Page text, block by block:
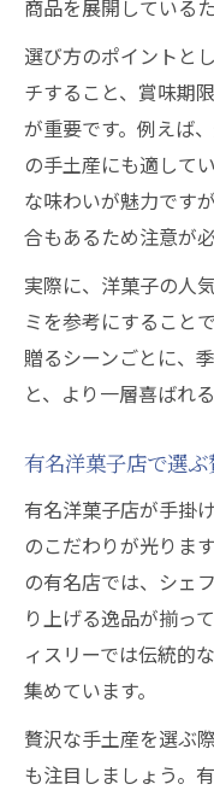
商品を展開している
選び方のポイントと
チすること、賞味期
が重要です。例えば
の手土産にも適して
な味わいが魅力です
合もあるため注意が必
実際に、洋菓子の人
ミを参考にすること
贈るシーンごとに、
と、より一層喜ばれ
有名洋菓子店で選
有名洋菓子店が手掛
のこだわりが光りま
の有名店では、シェ
り上げる逸品が揃っ
ィスリーでは伝統的
集めています。
贅沢な手土産を選ぶ
も注目しましょう。